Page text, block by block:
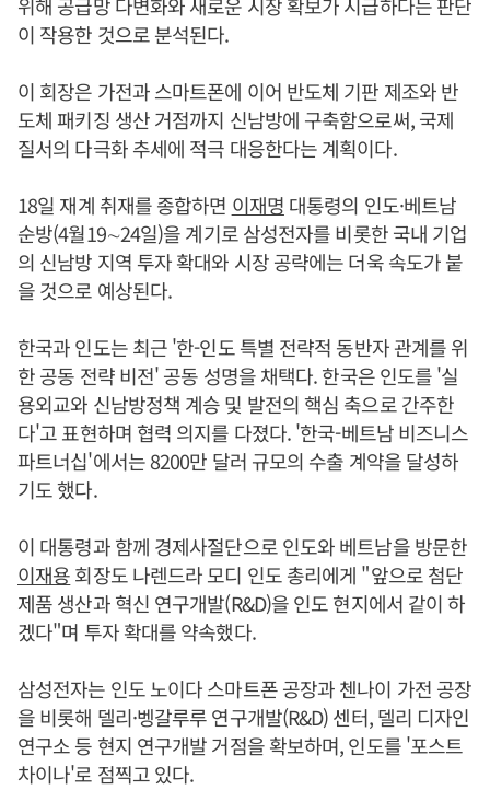
이 작용한 것으로 분석된다.
이 회장은 가전과 스마트폰에 이어 반도체 기판 제조와 반
도체 패키징 생산 거점까지 신남방에 구축함으로써, 국제
질서의 다극화 추세에 적극 대응한다는 계획이다.
18일 재계 취재를 종합하면 이재명 대통령의 인도·베트남
순방(4월19∼24일)을 계기로 삼성전자를 비롯한 국내 기업
의 신남방 지역 투자 확대와 시장 공략에는 더욱 속도가 붙
을 것으로 예상된다.
한국과 인도는 최근 '한-인도 특별 전략적 동반자 관계를 위
한 공동 전략 비전' 공동 성명을 채택다. 한국은 인도를 '실
용외교와 신남방정책 계승 및 발전의 핵심 축으로 간주한
다'고 표현하며 협력 의지를 다졌다. '한국-베트남 비즈니스
파트너십'에서는 8200만 달러 규모의 수출 계약을 달성하
기도 했다.
이 대통령과 함께 경제사절단으로 인도와 베트남을 방문한
이재용회장도 나렌드라 모디 인도 총리에게 "앞으로 첨단
제품 생산과 혁신 연구개발(R&D)을 인도 현지에서 같이 하
겠다"며 투자 확대를 약속했다.
삼성전자는 인도 노이다 스마트폰 공장과 첸나이 가전 공장
을 비롯해 델리·벵갈루루 연구개발(R&D) 센터, 델리 디자인
연구소 등 현지 연구개발 거점을 확보하며, 인도를 '포스트
차이나'로 점찍고 있다.